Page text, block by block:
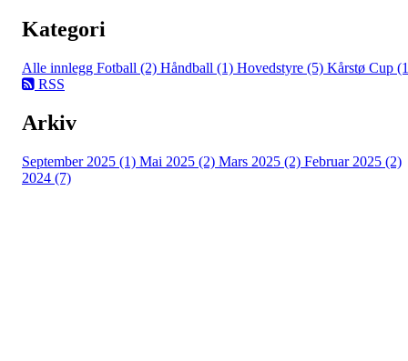
Kategori
Alle innlegg Fotball (2) Håndball (1) Hovedstyre (5) Kårstø Cup
RSS
Arkiv
September 2025 (1) Mai 2025 (2) Mars 2025 (2) Februar 2025 (2)
2024 (7)